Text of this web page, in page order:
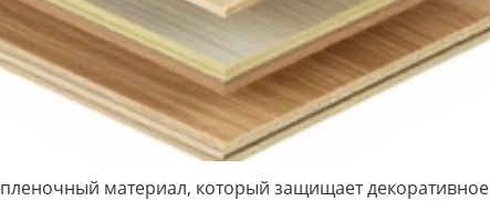
материал, который защищает декоративное